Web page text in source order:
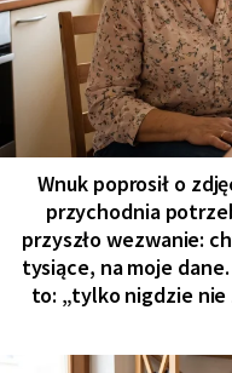
Wnuk poprosił o
przychodnia
przyszło wezwanie:
tysiące, na moje dane.
to: „tylko nigdzie nie